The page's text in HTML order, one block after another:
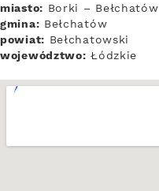
miasto: Borki – Bełchatów
gmina: Bełchatów
powiat: Bełchatowski
województwo: Łódzkie